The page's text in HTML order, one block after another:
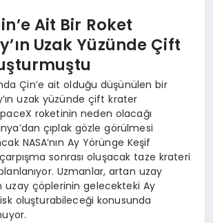
Ait Bir Roket
Uzak Yüzünde Çift
Çin’e ait olduğu düşünülen bir
uzak yüzünde çift krater
roketinin neden olacağı
çıplak gözle görülmesi
NASA’nın Ay Yörünge Keşif
çarpışma sonrası oluşacak taze krateri
Uzmanlar, artan uzay
uzay çöplerinin gelecekteki Ay
oluşturabileceği konusunda